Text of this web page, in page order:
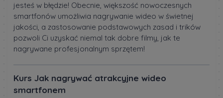
jesteś w błędzie! Obecnie, większość nowoczesnych
smartfonów umożliwia nagrywanie wideo w świetnej
jakości, a zastosowanie podstawowych zasad i trików
pozwoli Ci uzyskać niemal tak dobre filmy, jak te
nagrywane profesjonalnym sprzętem!
Kurs Jak nagrywać atrakcyjne wideo
smartfonem